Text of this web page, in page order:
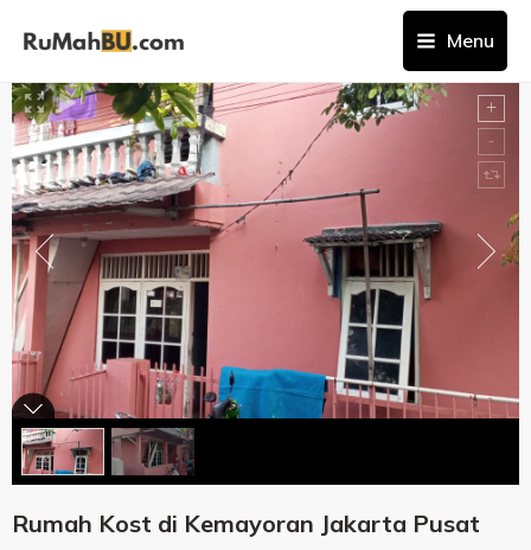
Menu
Rumah Kost di Kemayoran Jakarta Pusat